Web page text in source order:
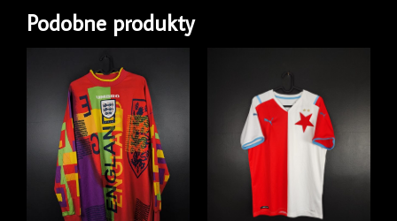
Puma
[M]
Sample
Podobne produkty